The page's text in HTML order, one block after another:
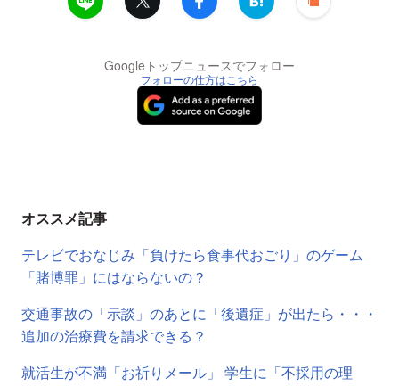
Googleトップニュースでフォロー
フォローの仕方はこちら
オススメ記事
テレビでおなじみ「負けたら食事代おごり」のゲーム
「賭博罪」にはならないの？
交通事故の「示談」のあとに「後遺症」が出たら・・・
追加の治療費を請求できる？
就活生が不満「お祈りメール」 学生に「不採用の理